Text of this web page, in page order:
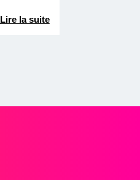
Lire la suite